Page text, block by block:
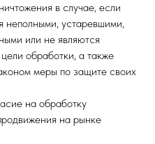
в случае, если
неполными, устаревшими,
или не являются
обработки, а также
меры по защите своих
на обработку
на рынке